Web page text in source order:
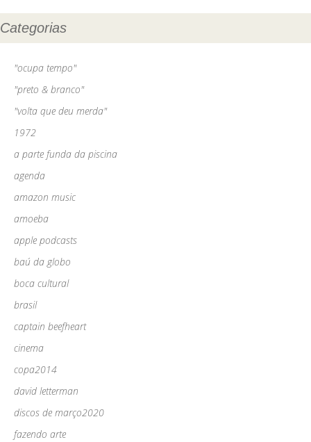
Categorias
"ocupa tempo"
"preto & branco"
"volta que deu merda"
1972
a parte funda da piscina
agenda
amazon music
amoeba
apple podcasts
baú da globo
boca cultural
brasil
captain beefheart
cinema
copa2014
david letterman
discos de março2020
fazendo arte